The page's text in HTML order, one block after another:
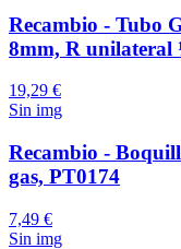
Recambio - Tubo
8mm, R
19,29 €
Sin img
Recambio -
gas, PT0174
7,49 €
Sin img